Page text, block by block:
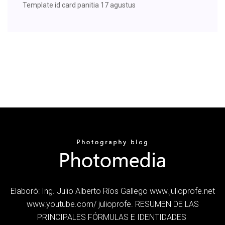
Template id card panitia 17 agustus
Elaboró: Ing. Julio Alberto Ríos Gallego www.julioprofe.net
www.youtube.com/ julioprofe. RESUMEN DE LAS
PRINCIPALES FÓRMULAS E IDENTIDADES